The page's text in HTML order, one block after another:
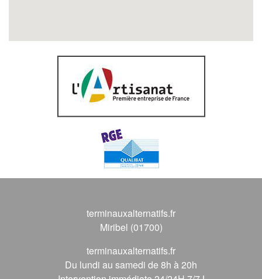
terminauxalternatifs.fr
Miribel (01700)
terminauxalternatifs.fr
Du lundi au samedi de 8h à 20h